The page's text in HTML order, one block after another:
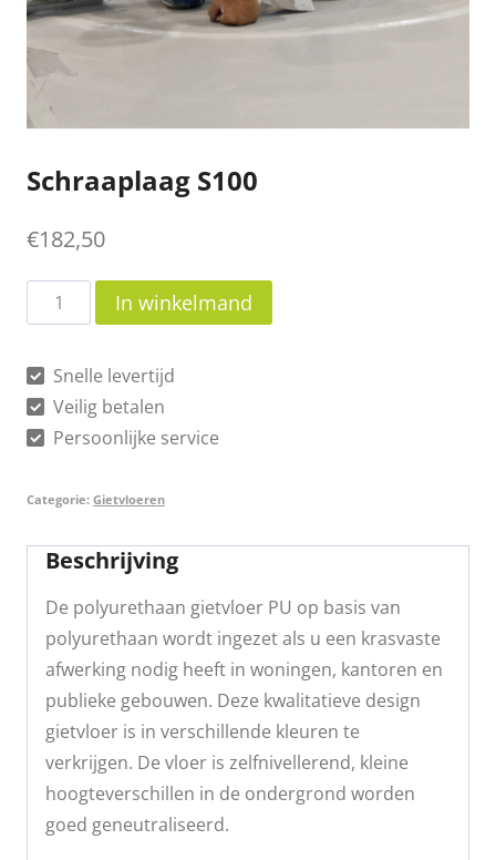
Schraaplaag S100
€182,50
Schraaplaag
S100
In winkelmand
Snelle levertijd
Veilig betalen
Persoonlijke service
Categorie: Gietvloeren
Beschrijving
De polyurethaan gietvloer PU op basis van
polyurethaan wordt ingezet als u een krasvaste
afwerking nodig heeft in woningen, kantoren en
publieke gebouwen. Deze kwalitatieve design
gietvloer is in verschillende kleuren te
verkrijgen. De vloer is zelfnivellerend, kleine
hoogteverschillen in de ondergrond worden
goed geneutraliseerd.